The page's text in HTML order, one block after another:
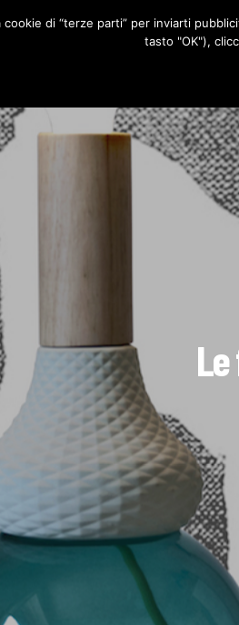
RUBRICHE
di “terze parti” per inviarti
tasto "OK"),